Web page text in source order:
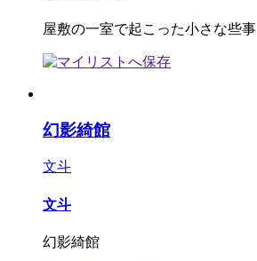
屋敷の一室で起こった小さな些事
幻影綺館
文斗
文斗
幻影綺館